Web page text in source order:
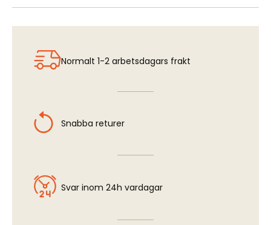
Normalt 1-2 arbetsdagars frakt
Snabba returer
Svar inom 24h vardagar